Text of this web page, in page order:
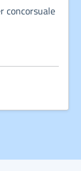
concorsuale